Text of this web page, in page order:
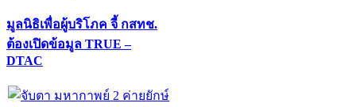
มูลนิธิเพื่อผู้บริโภค จี้ กสทช.
ต้องเปิดข้อมูล TRUE –
DTAC